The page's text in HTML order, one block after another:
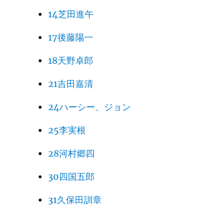
14芝田進午
17後藤陽一
18天野卓郎
21吉田嘉清
24ハーシー、ジョン
25李実根
28河村郷四
30四国五郎
31久保田訓章